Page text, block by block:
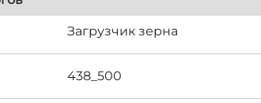
Загрузчик зерна
438_500